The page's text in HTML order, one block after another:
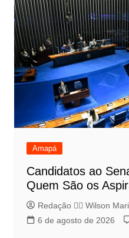
Amapá
Candidatos ao
Quem São os
Redação 👨‍⚖️​ Wilson
6 de agosto de 2026